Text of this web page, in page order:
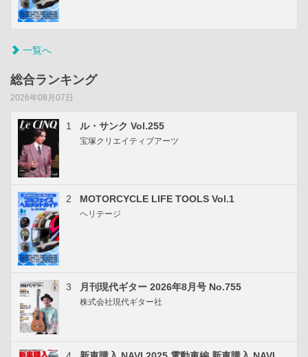
一覧へ
総合ランキング
2026年08月07日
1 ル・サンク Vol.255
宝塚クリエイティブアーツ
2 MOTORCYCLE LIFE TOOLS Vol.1
ヘリテージ
3 月刊現代ギター 2026年8月号 No.755
株式会社現代ギター社